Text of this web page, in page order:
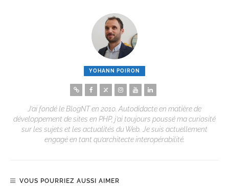
YOHANN POIRON
J’ai fondé le BlogNT en 2010. Autodidacte en matière de
développement de sites en PHP, j’ai toujours poussé ma curiosité
sur les sujets et les actualités du Web. Je suis actuellement
engagé en tant qu’architecte interopérabilité.
VOUS POURRIEZ AUSSI AIMER